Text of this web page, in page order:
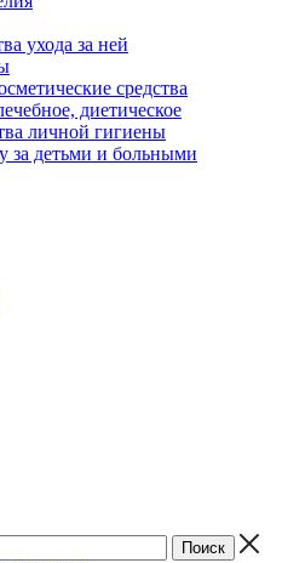
ухода за ней
средства
диетическое
личной гигиены
за детьми и больными